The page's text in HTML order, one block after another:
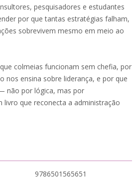
pesquisadores e estudantes
por que tantas estratégias falham,
sobrevivem mesmo em meio ao
colmeias funcionam sem chefia, por
nos ensina sobre liderança, e por que
não por lógica, mas por
livro que reconecta a administração
9786501565651